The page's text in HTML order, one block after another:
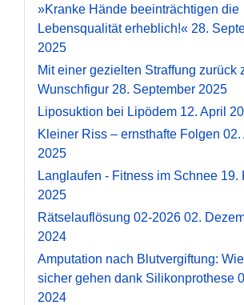
»Kranke Hände beeinträchtigen die
Lebensqualität erheblich!« 28.
2025
Mit einer gezielten Straffung zurück
Wunschfigur 28. September 2025
Liposuktion bei Lipödem 12. April
Kleiner Riss – ernsthafte Folgen 02.
2025
Langlaufen - Fitness im Schnee 19.
2025
Rätselauflösung 02-2026 02.
2024
Amputation nach Blutvergiftung:
sicher gehen dank Silikonprothese
2024